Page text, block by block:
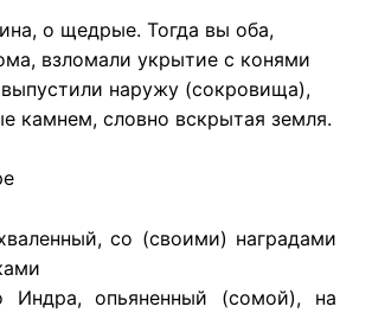
о щедрые. Тогда вы оба,
взломали укрытие с конями
наружу (сокровища),
камнем, словно вскрытая земля.
со (своими) наградами
Индра, опьяненный (сомой), на